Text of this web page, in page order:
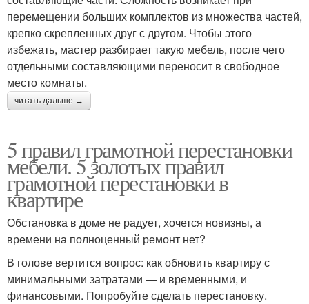
перемещении больших комплектов из множества частей,
крепко скрепленных друг с другом. Чтобы этого
избежать, мастер разбирает такую мебель, после чего
отдельными составляющими переносит в свободное
место комнаты.
читать дальше →
5 правил грамотной перестановки
мебели. 5 золотых правил
грамотной перестановки в
квартире
Обстановка в доме не радует, хочется новизны, а
времени на полноценный ремонт нет?
В голове вертится вопрос: как обновить квартиру с
минимальными затратами — и временными, и
финансовыми. Попробуйте сделать перестановку.